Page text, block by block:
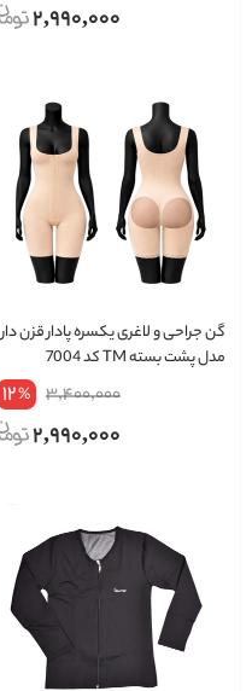
2,990,000
گن جراحی و لاغری یکسره پادار قزن دار
مدل پشت بسته TM کد 7004
3,400,000
12%
2,990,000